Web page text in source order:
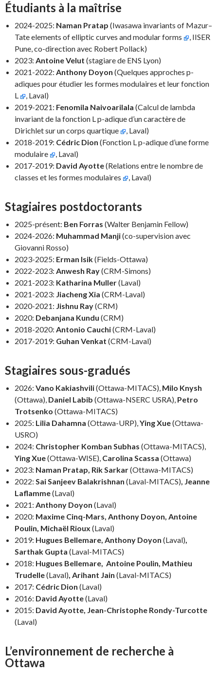
Étudiants à la maîtrise
2024-2025: Naman Pratap (Iwasawa invariants of Mazur–
Tate elements of elliptic curves and modular forms
, IISER
Pune, co-direction avec Robert Pollack)
2023: Antoine Velut (stagiare de ENS Lyon)
2021-2022: Anthony Doyon (Quelques approches p-
adiques pour étudier les formes modulaires et leur fonction
L
, Laval)
2019-2021: Fenomila Naivoarilala (Calcul de lambda
invariant de la fonction L p-adique d’un caractère de
Dirichlet sur un corps quartique
, Laval)
2018-2019: Cédric Dion (Fonction L p-adique d’une forme
modulaire
, Laval)
2017-2019: David Ayotte(Relations entre le nombre de
classes et les formes modulaires
, Laval)
Stagiaires postdoctorants
2025-présent: Ben Forras (Walter Benjamin Fellow)
2024-2026: Muhammad Manji(co-supervision avec
Giovanni Rosso)
2023-2025: Erman Isik(Fields-Ottawa)
2022-2023: Anwesh Ray(CRM-Simons)
2021-2023: Katharina Muller(Laval)
2021-2023: Jiacheng Xia (CRM-Laval)
2020-2021: Jishnu Ray(CRM)
2020: Debanjana Kundu (CRM)
2018-2020: Antonio Cauchi(CRM-Laval)
2017-2019: Guhan Venkat (CRM-Laval)
Stagiaires sous-gradués
2026: Vano Kakiashvili(Ottawa-MITACS), Milo Knysh
(Ottawa), Daniel Labib (Ottawa-NSERC USRA), Petro
Trotsenko (Ottawa-MITACS)
2025: Lilia Dahamna (Ottawa-URP),Ying Xue(Ottawa-
USRO)
2024: Christopher Komban Subhas (Ottawa-MITACS),
Ying Xue(Ottawa-WISE), Carolina Scassa (Ottawa)
2023: Naman Pratap, Rik Sarkar(Ottawa-MITACS)
2022: Sai Sanjeev Balakrishnan (Laval-MITACS), Jeanne
Laflamme(Laval)
2021: Anthony Doyon (Laval)
2020: Maxime Cinq-Mars, Anthony Doyon, Antoine
Poulin, Michaël Rioux (Laval)
2019: Hugues Bellemare, Anthony Doyon (Laval),
Sarthak Gupta (Laval-MITACS)
2018: Hugues Bellemare, Antoine Poulin, Mathieu
Trudelle(Laval), Arihant Jain (Laval-MITACS)
2017: Cédric Dion (Laval)
2016: David Ayotte(Laval)
2015: David Ayotte, Jean-Christophe Rondy-Turcotte
(Laval)
L’environnement de recherche à
Ottawa